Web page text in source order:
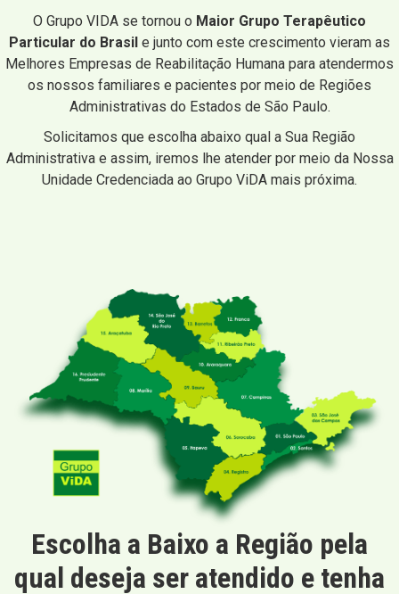
O Grupo VIDA se tornou o Maior Grupo Terapêutico
Particular do Brasil e junto com este crescimento vieram as
Melhores Empresas de Reabilitação Humana para atendermos
os nossos familiares e pacientes por meio de Regiões
Administrativas do Estados de São Paulo.
Solicitamos que escolha abaixo qual a Sua Região
Administrativa e assim, iremos lhe atender por meio da Nossa
Unidade Credenciada ao Grupo ViDA mais próxima.
Escolha a Baixo a Região pela
qual deseja ser atendido e tenha